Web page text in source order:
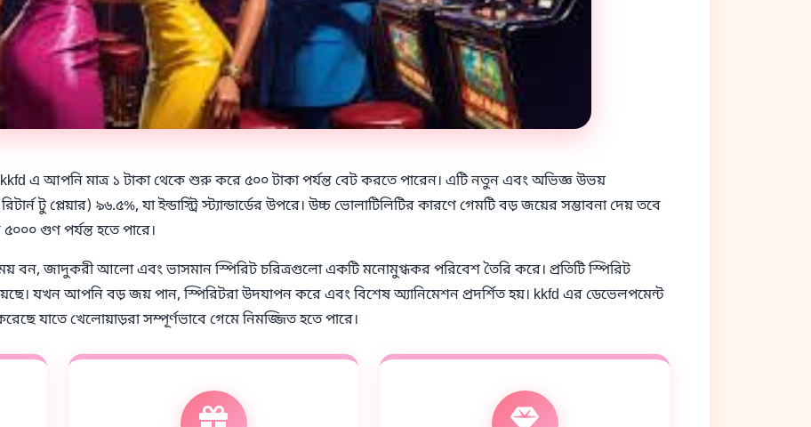
kkfd এ আপনি মাত্র ১ টাকা থেকে শুরু করে ৫০০ টাকা পর্যন্ত বেট করতে পারেন। এটি নতুন এবং অভিজ্ঞ উভয়
টু প্লেয়ার) ৯৬.৫%, যা ইন্ডাস্ট্রি স্ট্যান্ডার্ডের উপরে। উচ্চ ভোলাটিলিটির কারণে গেমটি বড় জয়ের সম্ভাবনা দেয় তবে
গুণ পর্যন্ত হতে পারে।
বন, জাদুকরী আলো এবং ভাসমান স্পিরিট চরিত্রগুলো একটি মনোমুগ্ধকর পরিবেশ তৈরি করে। প্রতিটি স্পিরিট
যখন আপনি বড় জয় পান, স্পিরিটরা উদযাপন করে এবং বিশেষ অ্যানিমেশন প্রদর্শিত হয়। kkfd এর ডেভেলপমেন্ট
যাতে খেলোয়াড়রা সম্পূর্ণভাবে গেমে নিমজ্জিত হতে পারে।